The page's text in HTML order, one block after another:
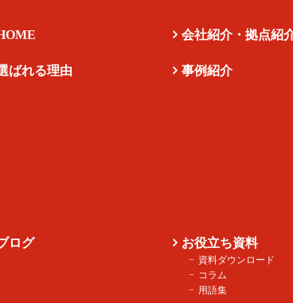
会社紹介・拠点紹
ばれる理由 事例紹介
ログ お役立ち資料
資料ダウンロード
コラム
用語集